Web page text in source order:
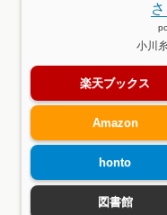
小川
楽天ブックス
Amazon
honto
図書館